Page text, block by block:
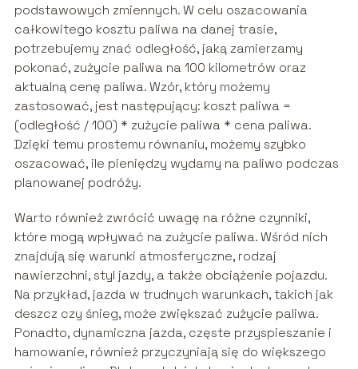
podstawowych zmiennych. W celu oszacowania
całkowitego kosztu paliwa na danej trasie,
potrzebujemy znać odległość, jaką zamierzamy
pokonać, zużycie paliwa na 100 kilometrów oraz
aktualną cenę paliwa. Wzór, który możemy
zastosować, jest następujący: koszt paliwa =
(odległość / 100) * zużycie paliwa * cena paliwa.
Dzięki temu prostemu równaniu, możemy szybko
oszacować, ile pieniędzy wydamy na paliwo podczas
planowanej podróży.
Warto również zwrócić uwagę na różne czynniki,
które mogą wpływać na zużycie paliwa. Wśród nich
znajdują się warunki atmosferyczne, rodzaj
nawierzchni, styl jazdy, a także obciążenie pojazdu.
Na przykład, jazda w trudnych warunkach, takich jak
deszcz czy śnieg, może zwiększać zużycie paliwa.
Ponadto, dynamiczna jazda, częste przyspieszanie i
hamowanie, również przyczyniają się do większego